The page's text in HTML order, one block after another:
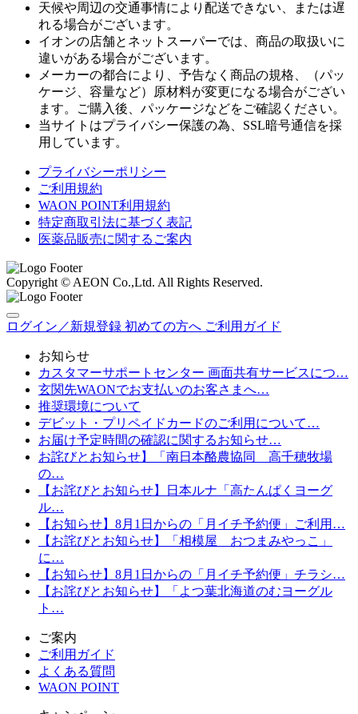
天候や周辺の交通事情により配送できない、または遅
れる場合がございます。
イオンの店舗とネットスーパーでは、商品の取扱いに
違いがある場合がございます。
メーカーの都合により、予告なく商品の規格、（パッ
ケージ、容量など）原材料が変更になる場合がござい
ます。ご購入後、パッケージなどをご確認ください。
当サイトはプライバシー保護の為、SSL暗号通信を採
用しています。
プライバシーポリシー
ご利用規約
WAON POINT利用規約
特定商取引法に基づく表記
医薬品販売に関するご案内
Copyright © AEON Co.,Ltd. All Rights Reserved.
ログイン／新規登録 初めての方へ ご利用ガイド
お知らせ
カスタマーサポートセンター 画面共有サービスにつ…
玄関先WAONでお支払いのお客さまへ…
推奨環境について
デビット・プリペイドカードのご利用について…
お届け予定時間の確認に関するお知らせ…
お詫びとお知らせ】「南日本酪農協同 高千穂牧場
の…
【お詫びとお知らせ】日本ルナ「高たんぱくヨーグ
ル…
【お知らせ】8月1日からの「月イチ予約便」ご利用…
【お詫びとお知らせ】「相模屋 おつまみやっこ」
に…
【お知らせ】8月1日からの「月イチ予約便」チラシ…
【お詫びとお知らせ】「よつ葉北海道のむヨーグル
ト…
ご案内
ご利用ガイド
よくある質問
WAON POINT